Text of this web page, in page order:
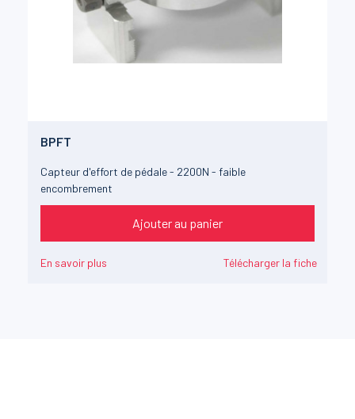
BPFT
Capteur d'effort de pédale - 2200N - faible
encombrement
Ajouter au panier
En savoir plus Télécharger la fiche